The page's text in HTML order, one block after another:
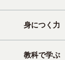
身につく力
教科で学ぶ